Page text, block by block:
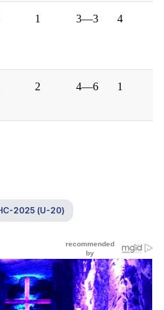
1 3—3 4
2 4—6 1
2025 (U-20)